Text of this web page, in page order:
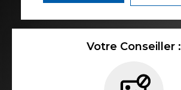
Votre Conseiller :